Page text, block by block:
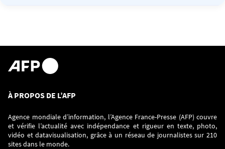
À PROPOS DE L’AFP
Agence mondiale d’information, l’Agence France-Presse (AFP) couvre
et vérifie l’actualité avec indépendance et rigueur en texte, photo,
vidéo et datavisualisation, grâce à un réseau de journalistes sur 210
sites dans le monde.